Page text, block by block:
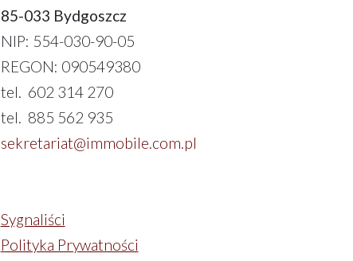
85-033 Bydgoszcz
NIP: 554-030-90-05
REGON: 090549380
tel. 602 314 270
tel. 885 562 935
sekretariat@immobile.com.pl
Sygnaliści
Polityka Prywatności